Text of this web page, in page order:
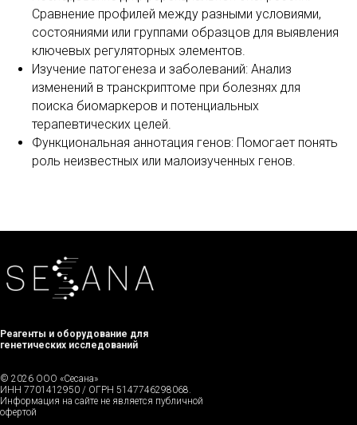
Сравнение профилей между разными условиями,
состояниями или группами образцов для выявления
ключевых регуляторных элементов.
Изучение патогенеза и заболеваний: Анализ
изменений в транскриптоме при болезнях для
поиска биомаркеров и потенциальных
терапевтических целей.
Функциональная аннотация генов: Помогает понять
роль неизвестных или малоизученных генов.
Реагенты и оборудование для
генетических исследований
© 2026 ООО «Сесана»
ИНН 7701412950 / ОГРН 5147746298068.
Информация на сайте не является публичной
офертой